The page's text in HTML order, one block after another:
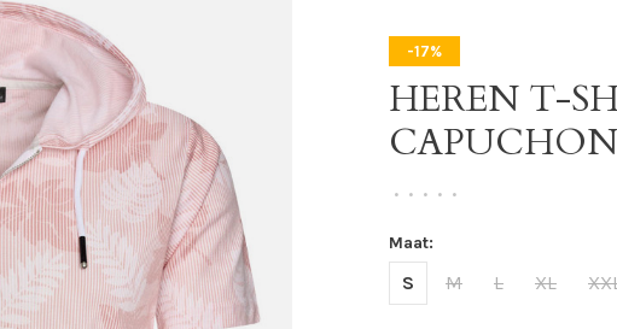
-17%
HEREN T-
CAPUCHON
• • • • •
Maat:
S M L XL